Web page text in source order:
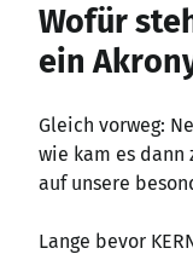
Wofür
ein
Gleich vorweg:
wie kam es dann
auf unsere
Lange bevor